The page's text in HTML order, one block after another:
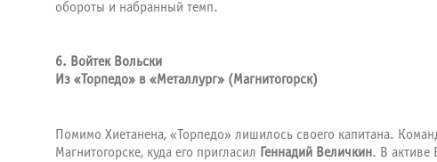
обороты и набранный темп.
6. Войтек Вольски
Из «Торпедо» в «Металлург» (Магнитогорск)
Помимо Хиетанена, «Торпедо» лишилось своего капитана.
Магнитогорске, куда его пригласил Геннадий Величкин. В активе